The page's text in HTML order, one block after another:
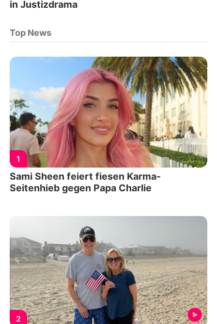
in Justizdrama
Top News
1
Sami Sheen feiert fiesen Karma-
Seitenhieb gegen Papa Charlie
2